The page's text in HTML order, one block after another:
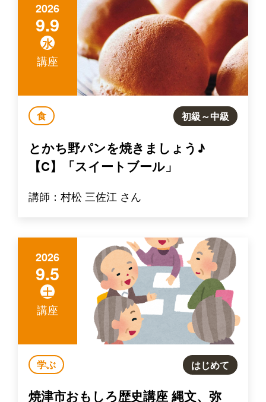
2026
9.9
水
講座
食 初級～中級
とかち野パンを焼きましょう♪
【C】「スイートブール」
講師：村松 三佐江 さん
2026
9.5
土
講座
学ぶ はじめて
焼津市おもしろ歴史講座 縄文、弥